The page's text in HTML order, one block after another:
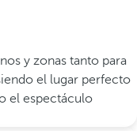
y zonas tanto para
el lugar perfecto
el espectáculo